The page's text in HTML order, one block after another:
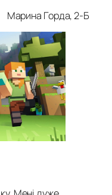
Марина Горда, 2-Б